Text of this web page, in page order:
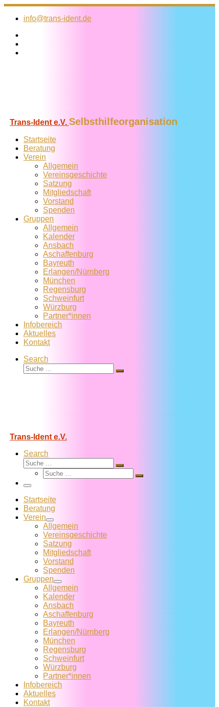
Zum
Inhalt
info@trans-ident.de
Trans-Ident e.V. Selbsthilfeorganisation
Startseite
Beratung
Verein
Allgemein
Vereins­geschichte
Satzung
Mitglied­schaft
Vorstand
Spenden
Gruppen
Allgemein
Kalender
Ansbach
Aschaffenburg
Bayreuth
Erlangen/Nürnberg
München
Regensburg
Schweinfurt
Würzburg
Partner*innen
Infobereich
Aktuelles
Kontakt
Search
Suche
Suche
Trans-Ident e.V.
Search
Suche
Suche
Suche
Suche
Menü
Startseite
Beratung
Verein
Allgemein
Vereins­geschichte
Satzung
Mitglied­schaft
Vorstand
Spenden
Gruppen
Allgemein
Kalender
Ansbach
Aschaffenburg
Bayreuth
Erlangen/Nürnberg
München
Regensburg
Schweinfurt
Würzburg
Partner*innen
Infobereich
Aktuelles
Kontakt